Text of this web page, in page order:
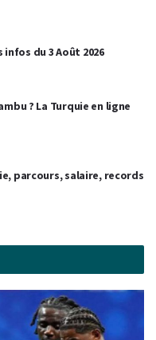
du 3 Août 2026
? La Turquie en ligne
parcours, salaire, records